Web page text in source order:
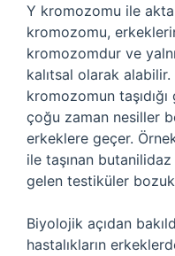
Y kromozomu ile
kromozomu,
kromozomdur ve
kalıtsal olarak alabilir.
kromozomun
çoğu zaman nesiller
erkeklere geçer.
ile taşınan
gelen testiküler
Biyolojik açıdan
hastalıkların